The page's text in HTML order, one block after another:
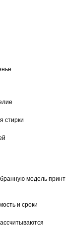
стирки
модель принт
и сроки